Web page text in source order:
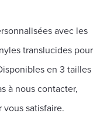
avec les
translucides pour
en 3 tailles
à nous contacter,
satisfaire.